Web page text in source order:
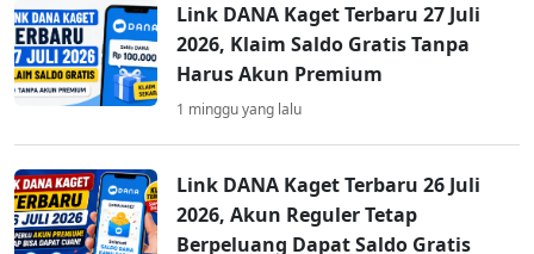
Link DANA Kaget Terbaru 27 Juli
2026, Klaim Saldo Gratis Tanpa
Harus Akun Premium
1 minggu yang lalu
Link DANA Kaget Terbaru 26 Juli
2026, Akun Reguler Tetap
Berpeluang Dapat Saldo Gratis